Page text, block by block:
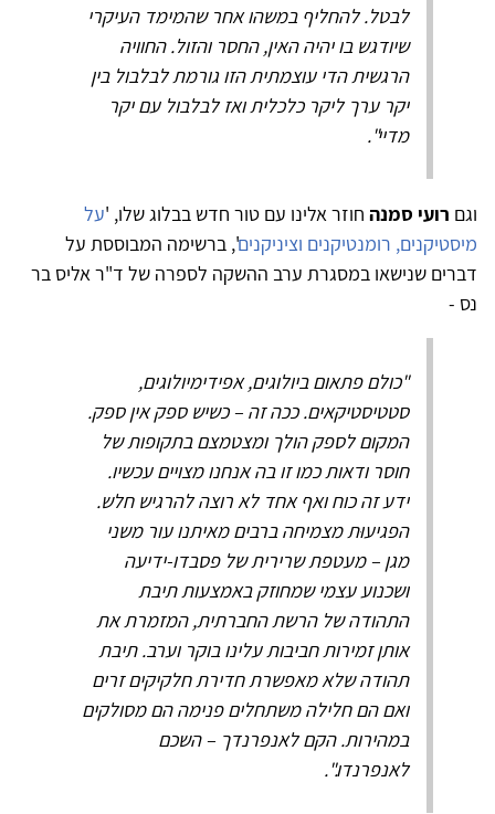
לבטל. להחליף במשהו אחר שהמימד העיקרי
שיודגש בו יהיה האין, החסר והזול. החוויה
הרגשית הדי עוצמתית הזו גורמת לבלבול בין
יקר ערך ליקר כלכלית ואז לבלבול עם יקר
מדיי".
וגם רועי סמנה חוזר אלינו עם טור חדש בבלוג שלו, 'על
מיסטיקנים, רומנטיקנים וציניקנים', ברשימה המבוססת על
דברים שנישאו במסגרת ערב ההשקה לספרה של ד"ר אליס בר
נס -
"כולם פתאום ביולוגים, אפידימיולוגים,
סטטיסטיקאים. ככה זה – כשיש ספק אין ספק.
המקום לספק הולך ומצטמצם בתקופות של
חוסר ודאות כמו זו בה אנחנו מצויים עכשיו.
ידע זה כוח ואף אחד לא רוצה להרגיש חלש.
הפגיעוּת מצמיחה ברבים מאיתנו עור משני
מגן – מעטפת שרירית של פסבדו-ידיעה
ושכנוע עצמי שמחוזק באמצעות תיבת
התהודה של הרשת החברתית, המזמרת את
אותן זמירות חביבות עלינו בוקר וערב. תיבת
תהודה שלא מאפשרת חדירת חלקיקים זרים
ואם הם חלילה משתחלים פנימה הם מסולקים
במהירות. הקם לאנפרנדך – השכם
לאנפרנדו.".